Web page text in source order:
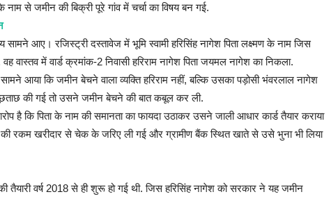
नाम से जमीन की बिक्री पूरे गांव में चर्चा का विषय बन गई.
आए। रजिस्ट्री दस्तावेज में भूमि स्वामी हरिसिंह नागेश पिता लक्ष्मण के नाम जिस
में वार्ड क्रमांक-2 निवासी हरिराम नागेश पिता जयमल नागेश का निकला.
आया कि जमीन बेचने वाला व्यक्ति हरिराम नहीं, बल्कि उसका पड़ोसी भंवरलाल नागेश
की गई तो उसने जमीन बेचने की बात कबूल कर ली.
है कि पिता के नाम की समानता का फायदा उठाकर उसने जाली आधार कार्ड तैयार कराया
रकम खरीदार से चेक के जरिए ली गई और ग्रामीण बैंक स्थित खाते से उसे भुना भी लिया
वर्ष 2018 से ही शुरू हो गई थी. जिस हरिसिंह नागेश को सरकार ने यह जमीन